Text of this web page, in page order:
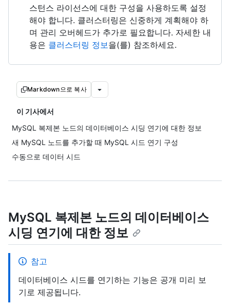
스턴스 라이선스에 대한 구성을 사용하도록 설정
해야 합니다. 클러스터링은 신중하게 계획해야 하
며 관리 오버헤드가 추가로 필요합니다. 자세한 내
용은 클러스터링 정보을(를) 참조하세요.
Markdown으로 복사
이 기사에서
MySQL 복제본 노드의 데이터베이스 시딩 연기에 대한 정보
새 MySQL 노드를 추가할 때 MySQL 시드 연기 구성
수동으로 데이터 시드
MySQL 복제본 노드의 데이터베이스
시딩 연기에 대한 정보
참고
데이터베이스 시드를 연기하는 기능은 공개 미리 보
기로 제공됩니다.